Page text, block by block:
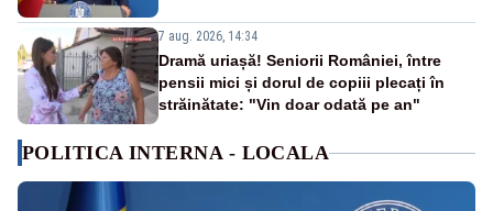
7 aug. 2026, 14:34
Dramă uriașă! Seniorii României, între
pensii mici și dorul de copiii plecați în
străinătate: "Vin doar odată pe an"
POLITICA INTERNA - LOCALA